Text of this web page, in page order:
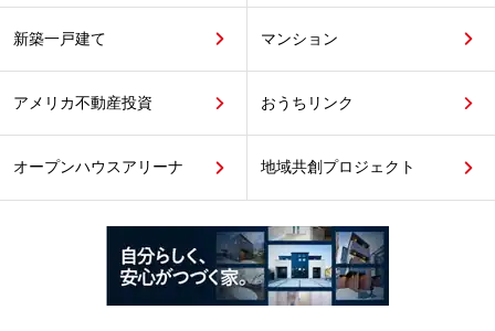
新築一戸建て マンション
アメリカ不動産投資 おうちリンク
オープンハウスアリーナ 地域共創プロジェクト